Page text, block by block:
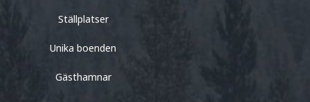
Ställplatser
Unika boenden
Gästhamnar